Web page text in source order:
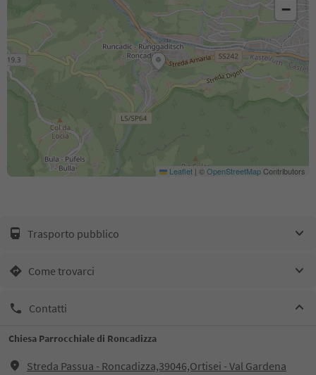
−
Leaflet | ©OpenStreetMapContributors
Trasporto pubblico
Come trovarci
Contatti
Chiesa Parrocchiale di Roncadizza
Streda Passua - Roncadizza,39046,Ortisei - Val Gardena